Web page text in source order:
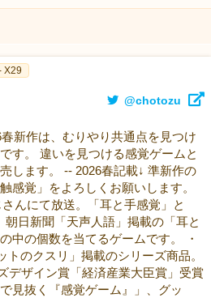
X29
@chotozu
新作は、むりやり共通点を見つけ
す。 違いを見つける感覚ゲームと
します。 -- 2026春記載↓ 準新作の
感覚」をよろしくお願いします。
んにて放送。「耳と手感覚」と
朝日新聞「天声人語」掲載の「耳と
中の個数を当てるゲームです。 ・
のクスリ」掲載のシリーズ商品。
デザイン賞「経済産業大臣賞」受賞
見抜く『感覚ゲーム』」、グッ